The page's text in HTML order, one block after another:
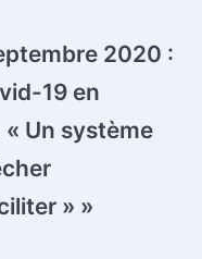
2020 :
19 en
Un système
» »